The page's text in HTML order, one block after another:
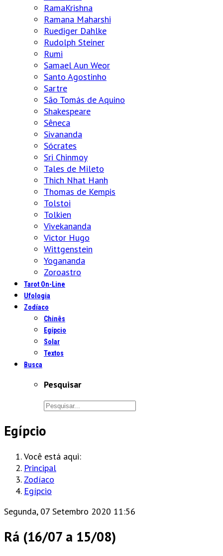
RamaKrishna
Ramana Maharshi
Ruediger Dahlke
Rudolph Steiner
Rumi
Samael Aun Weor
Santo Agostinho
Sartre
São Tomás de Aquino
Shakespeare
Sêneca
Sivananda
Sócrates
Sri Chinmoy
Tales de Mileto
Thich Nhat Hanh
Thomas de Kempis
Tolstoi
Tolkien
Vivekananda
Victor Hugo
Wittgenstein
Yogananda
Zoroastro
Tarot On-Line
Ufologia
Zodíaco
Chinês
Egípcio
Solar
Textos
Busca
Pesquisar
Egípcio
Você está aqui:
Principal
Zodíaco
Egípcio
Segunda, 07 Setembro 2020 11:56
Rá (16/07 a 15/08)